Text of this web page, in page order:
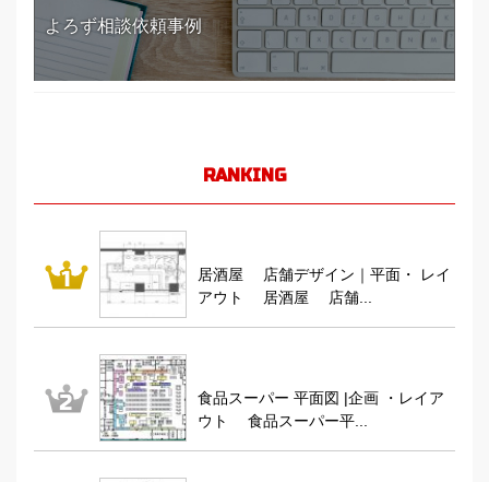
よろず相談依頼事例
RANKING
居酒屋 店舗デザイン｜平面・ レイ
アウト 居酒屋 店舗...
食品スーパー 平面図 |企画 ・レイア
ウト 食品スーパー平...